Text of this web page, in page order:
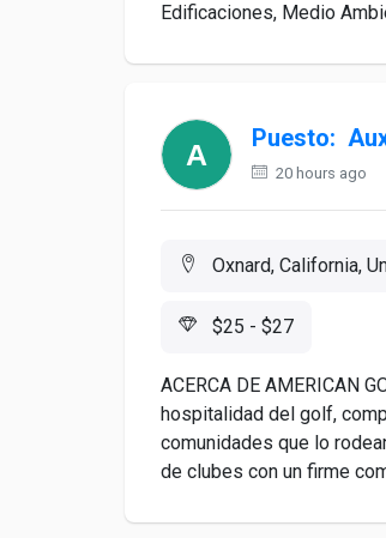
Edificaciones, Medio
Puesto:
20 hours ago
Oxnard, California,
$25 - $27
ACERCA DE AMERICAN
hospitalidad del golf,
comunidades que lo
de clubes con un firme